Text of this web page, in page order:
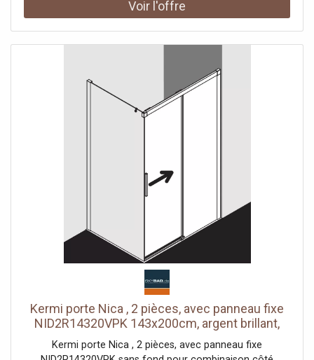
option avec revêtement facile d'entretien Profils en
aluminium anodisé Poignées métalliques Possibilité de
et de fermeture en douceur peut être pivoté vers
l'intérieur pour le Reinigung rouleaux de roulement à billes
joint en bande continue et profils d'étanchéité bande
d'étanchéité horizontale avec effet de rebond de l'eau
avec matériel de fixation testé selon DIN EN 14428 (CE) et
PPP 53005 (TÜV / GS)
Kermi porte Nica , 2 pièces, avec panneau fixe
NID2R14320VPK 143x200cm, argent brillant,
verre de sécurité trempé clair, à droite, sur la
zone de douche
Kermi porte Nica , 2 pièces, avec panneau fixe